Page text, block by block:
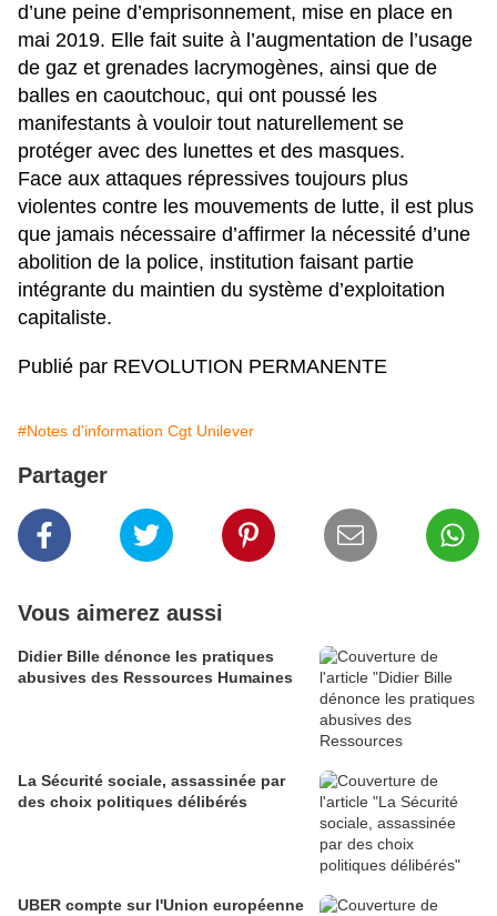
d’une peine d’emprisonnement, mise en place en
mai 2019. Elle fait suite à l’augmentation de l’usage
de gaz et grenades lacrymogènes, ainsi que de
balles en caoutchouc, qui ont poussé les
manifestants à vouloir tout naturellement se
protéger avec des lunettes et des masques.
Face aux attaques répressives toujours plus
violentes contre les mouvements de lutte, il est plus
que jamais nécessaire d’affirmer la nécessité d’une
abolition de la police, institution faisant partie
intégrante du maintien du système d’exploitation
capitaliste.
Publié par REVOLUTION PERMANENTE
#Notes d'information Cgt Unilever
Partager
Vous aimerez aussi
Didier Bille dénonce les pratiques
abusives des Ressources Humaines
La Sécurité sociale, assassinée par
des choix politiques délibérés
UBER compte sur l'Union européenne